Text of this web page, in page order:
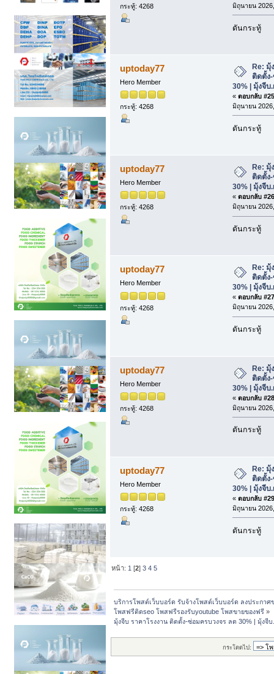
กระทู้: 4268
มิถุนายน
ดันกระทู้
uptoday77
Hero Member
กระทู้: 4268
Re: มุ้
ติดตั้ง
30% | มุ้งจีบ
« ตอบกลับ
มิถุนายน
ดันกระทู้
uptoday77
Hero Member
กระทู้: 4268
Re: มุ้
ติดตั้ง
30% | มุ้งจีบ
« ตอบกลับ
มิถุนายน
ดันกระทู้
uptoday77
Hero Member
กระทู้: 4268
Re: มุ้
ติดตั้ง
30% | มุ้งจีบ
« ตอบกลับ
มิถุนายน
ดันกระทู้
uptoday77
Hero Member
กระทู้: 4268
Re: มุ้
ติดตั้ง
30% | มุ้งจีบ
« ตอบกลับ
มิถุนายน
ดันกระทู้
uptoday77
Hero Member
กระทู้: 4268
Re: มุ้
ติดตั้ง
30% | มุ้งจีบ
« ตอบกลับ
มิถุนายน
ดันกระทู้
หน้า: 1 [2]3 4 5
บริการโพสต์เว็บบอร์ด รับจ้างโพสต์เว็บบอร์ด ลงประกาศ
โพสฟรีติดseo โพสฟรีรองรับyoutube โพสขายของฟรี »
มุ้งจีบ ราคาโรงงาน ติดตั้ง-ซ่อมครบวงจร ลด 30% | มุ้งจีบ
กระโดดไป: